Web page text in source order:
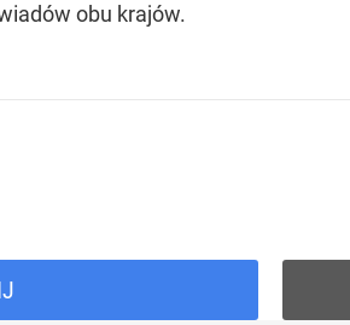
obu krajów.